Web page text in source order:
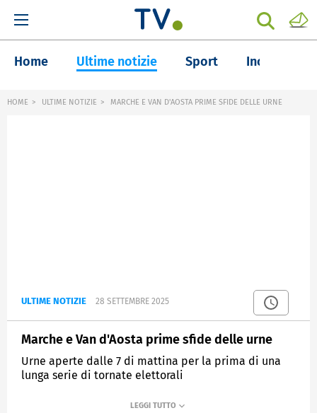
Home Ultime notizie Sport Inchieste
HOME ULTIME NOTIZIE MARCHE E VAN D'AOSTA PRIME SFIDE DELLE URNE
ULTIME NOTIZIE 28 SETTEMBRE 2025
Marche e Van d'Aosta prime sfide delle urne
Urne aperte dalle 7 di mattina per la prima di una
lunga serie di tornate elettorali